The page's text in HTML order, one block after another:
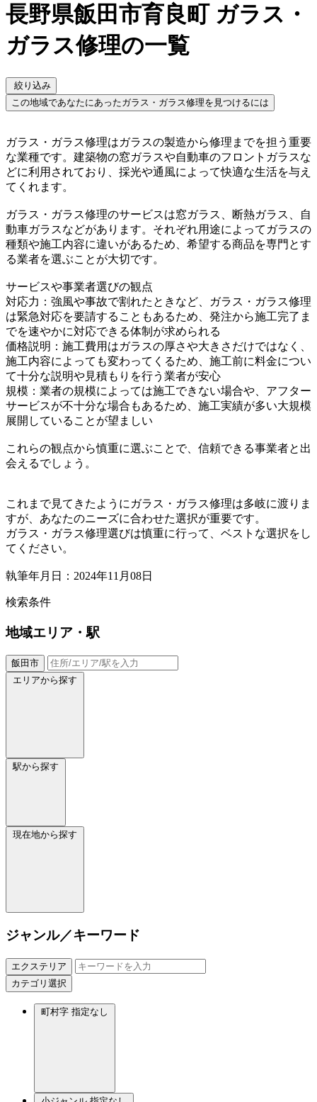
長野県飯田市育良町 ガラス・
ガラス修理の一覧
絞り込み
この地域であなたにあったガラス・ガラス修理を見つけるには
ガラス・ガラス修理はガラスの製造から修理までを担う重要
な業種です。建築物の窓ガラスや自動車のフロントガラスな
どに利用されており、採光や通風によって快適な生活を与え
てくれます。
ガラス・ガラス修理のサービスは窓ガラス、断熱ガラス、自
動車ガラスなどがあります。それぞれ用途によってガラスの
種類や施工内容に違いがあるため、希望する商品を専門とす
る業者を選ぶことが大切です。
サービスや事業者選びの観点
対応力：強風や事故で割れたときなど、ガラス・ガラス修理
は緊急対応を要請することもあるため、発注から施工完了ま
でを速やかに対応できる体制が求められる
価格説明：施工費用はガラスの厚さや大きさだけではなく、
施工内容によっても変わってくるため、施工前に料金につい
て十分な説明や見積もりを行う業者が安心
規模：業者の規模によっては施工できない場合や、アフター
サービスが不十分な場合もあるため、施工実績が多い大規模
展開していることが望ましい
これらの観点から慎重に選ぶことで、信頼できる事業者と出
会えるでしょう。
これまで見てきたようにガラス・ガラス修理は多岐に渡りま
すが、あなたのニーズに合わせた選択が重要です。
ガラス・ガラス修理選びは慎重に行って、ベストな選択をし
てください。
執筆年月日：2024年11月08日
検索条件
地域エリア・駅
飯田市
エリアから探す
駅から探す
現在地から探す
ジャンル／キーワード
エクステリア
カテゴリ選択
町村字 指定なし